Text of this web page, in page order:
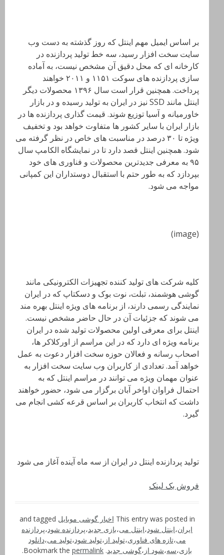
بر اساس ایمیل مهم اینتل که روز گذشته به دست وب
سایت سخت افزار رسید، سه خط تولید پردازنده در
کارخانه ای که محل دقیق آن مشخص نیست، به آماده
سازی پردازنده های سوکت ۱۱۵۱ و ۲۰۱۱ خواهند
پرداخت. همچنین قرار است سال ۱۳۹۶ محصولات دیگر
اینتل مانند SSD نیز در ایران به تولید رسیده و در بازار
خاورمیانه و آسیا توزیع شوند. قیمت گذاری پردازنده ها در
بازار ایران با سایر کشور ها متفاوت خواهد بود و تخفیف
ويژه تا ۳۰ درصد در مناسبت های خاص در نظر گرفته می
شود. همچنین اینتل قصد دارد تا در نمایشگاه الکامپ سال
۹۵ به معرفی جدیدترین محصولات و فناوری های خود
بپردازد که به طور حتم با استقبال دوستداران این کمپانی
مواجه می شود.
(image)
کلیه شرکت های تولید کننده تجهیزات الکترونیکی مانند
گوشی هوشمند، تبلت، نوت بوک و دسکتاپ که در ایران
نمایندگی رسمی دارند، از برنامه های ویژه اینتل بهره مند
می شوند که جزئیات آن در حال حاضر مشخص نیست.
اینتل برای معرفی اولین محصولات تولید شده در ایران
برنامه ویژه ای دارد که در این مراسم از اورکلاکر ها،
اصحاب رسانه و فعالان حوزه سخت افزار دعوت به عمل
خواهد آمد. تعدادی از کاربران وب سایت سخت افزار به
عنوان مهمان ویژه می توانند در مراسم اینتل که به
احتمال فراوان اواخر آبان برگزار می شود، حضور خواهند
داشت که انتخاب کاربران بر اساس قرعه کشی انجام می
گیرد.
تولید پردازنده اینتل در ایران از سه ماه آینده آغاز می شود
فروش بک لینک
This entry was posted in اخبار گوشی موبایل
ایران،اینتل شود،اینتل می،بازی جدید،پردازنده شود،پردازنده
می،تازه های فناوری،تولید از ،تولید شود،تولید می،دانلود
بازی،سه،شود از ،گوشی جدید. Bookmark the
permalink
.